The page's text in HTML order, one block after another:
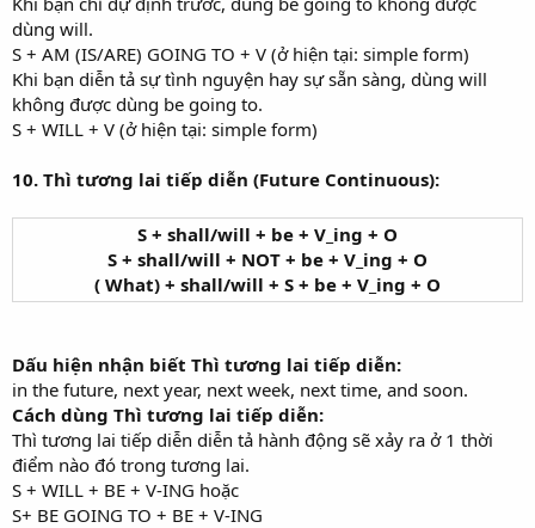
dùng will.
S + AM (IS/ARE) GOING TO + V (ở hiện tại: simple form)
Khi bạn diễn tả sự tình nguyện hay sự sẵn sàng, dùng will
không được dùng be going to.
S + WILL + V (ở hiện tại: simple form)
10. Thì tương lai tiếp diễn (Future Continuous):
S + shall/will + be + V_ing + O
S + shall/will + NOT + be + V_ing + O
( What) + shall/will + S + be + V_ing + O
Dấu hiện nhận biết Thì tương lai tiếp diễn:
in the future, next year, next week, next time, and soon.
Cách dùng Thì tương lai tiếp diễn:
Thì tương lai tiếp diễn diễn tả hành động sẽ xảy ra ở 1 thời
điểm nào đó trong tương lai.
S + WILL + BE + V-ING hoặc
S+ BE GOING TO + BE + V-ING